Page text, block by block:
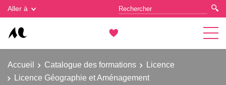
Aller à
Accueil Catalogue des formations
Licence
Licence Géographie et Aménagement
Gestion des cookies